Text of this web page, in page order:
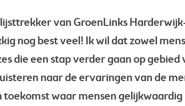
van GroenLinks
nog best veel! Ik wil dat zowel
die een stap verder gaan op
naar de ervaringen van de
waar mensen